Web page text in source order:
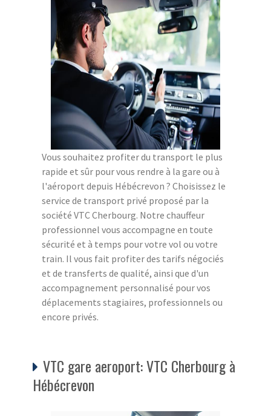
Vous souhaitez profiter du transport le plus
rapide et sûr pour vous rendre à la gare ou à
l'aéroport depuis Hébécrevon ? Choisissez le
service de transport privé proposé par la
société VTC Cherbourg. Notre chauffeur
professionnel vous accompagne en toute
sécurité et à temps pour votre vol ou votre
train. Il vous fait profiter des tarifs négociés
et de transferts de qualité, ainsi que d'un
accompagnement personnalisé pour vos
déplacements stagiaires, professionnels ou
encore privés.
VTC gare aeroport: VTC Cherbourg à
Hébécrevon